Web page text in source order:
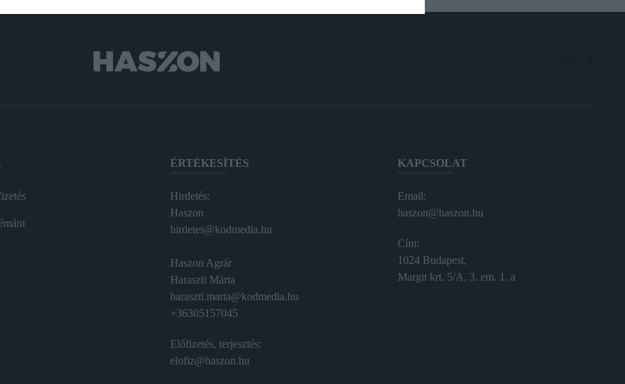
ÉRTÉKESÍTÉS
Hirdetés:
Haszon
hirdetes@kodmedia.hu
Haszon Agrár
Haraszti Márta
haraszti.marta@kodmedia.hu
+36305157045
Előfizetés, terjesztés:
elofiz@haszon.hu
KAPCSOLAT
Email:
haszon@haszon.hu
Cím:
1024 Budapest,
Margit krt. 5/A, 3. em. 1. a